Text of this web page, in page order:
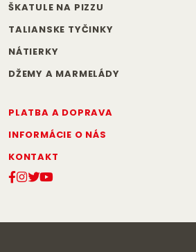
ŠKATULE NA PIZZU
TALIANSKE TYČINKY
NÁTIERKY
DŽEMY A MARMELÁDY
PLATBA A DOPRAVA
INFORMÁCIE O NÁS
KONTAKT